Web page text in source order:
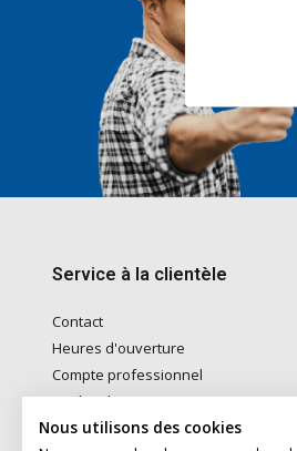
Service à la clientèle
Contact
Heures d'ouverture
Compte professionnel
Modes de paiement
Expédition & Retrait
Nous utilisons des cookies